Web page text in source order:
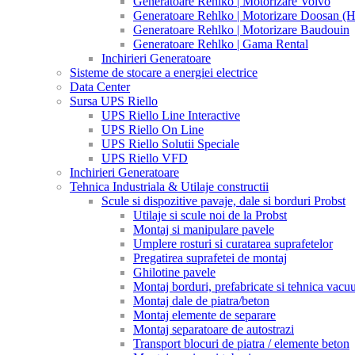
Generatoare Rehlko | Motorizare Doosan
Generatoare Rehlko | Motorizare Baudouin
Generatoare Rehlko | Gama Rental
Inchirieri Generatoare
Sisteme de stocare a energiei electrice
Data Center
Sursa UPS Riello
UPS Riello Line Interactive
UPS Riello On Line
UPS Riello Solutii Speciale
UPS Riello VFD
Inchirieri Generatoare
Tehnica Industriala & Utilaje constructii
Scule si dispozitive pavaje, dale si borduri Probst
Utilaje si scule noi de la Probst
Montaj si manipulare pavele
Umplere rosturi si curatarea suprafetelor
Pregatirea suprafetei de montaj
Ghilotine pavele
Montaj borduri, prefabricate si tehnica
Montaj dale de piatra/beton
Montaj elemente de separare
Montaj separatoare de autostrazi
Transport blocuri de piatra / elemente beton